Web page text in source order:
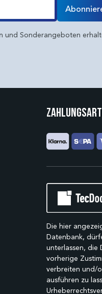
und Sonderangeboten
Die hier
Datenbank,
unterlassen, die
vorherige
verbreiten und/
ausführen zu